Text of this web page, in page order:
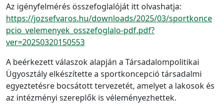
Az igényfelmérés összefoglalóját itt olvashatja:
https://jozsefvaros.hu/downloads/2025/03/sportkonce
pcio_velemenyek_osszefoglalo-pdf.pdf?
ver=20250320150553
A beérkezett válaszok alapján a Társadalompolitikai
Ügyosztály elkészítette a sportkoncepció társadalmi
egyeztetésre bocsátott tervezetét, amelyet a lakosok és
az intézményi szereplők is véleményezhettek.